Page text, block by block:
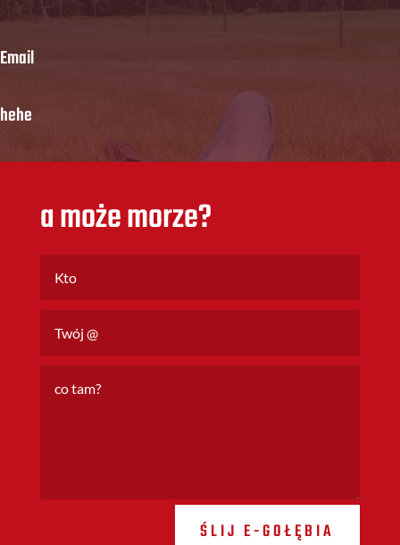
Email
hehe
a może morze?
ŚLIJ E-GOŁĘBIA